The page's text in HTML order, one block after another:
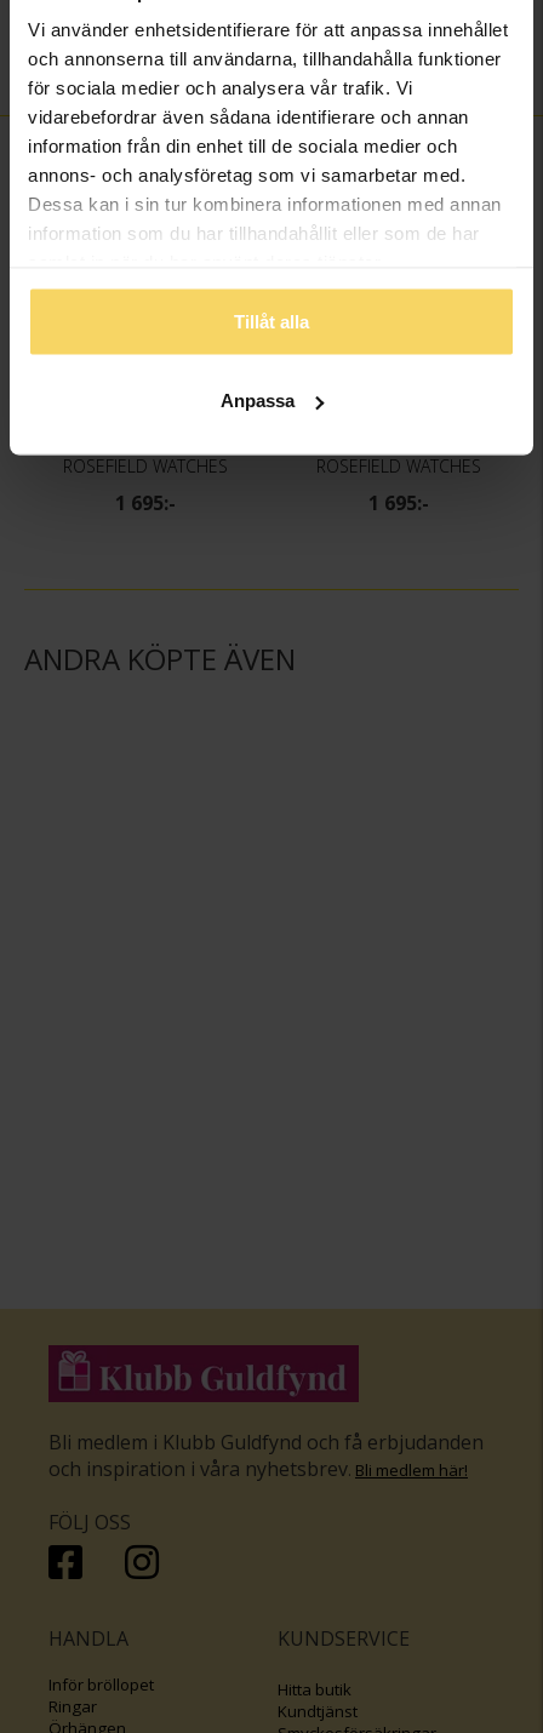
Vi använder enhetsidentifierare för att anpassa innehållet
och annonserna till användarna, tillhandahålla funktioner
för sociala medier och analysera vår trafik. Vi
vidarebefordrar även sådana identifierare och annan
information från din enhet till de sociala medier och
annons- och analysföretag som vi samarbetar med.
Dessa kan i sin tur kombinera informationen med annan
information som du har tillhandahållit eller som de har
Tillåt alla
Anpassa
Detaljer
mässing
Vattentäthet
3 ATM (30M)
FINNS OCKSÅ SOM
ROSEFIELD WATCHES
1 695:-
ROSEFIELD WATCHES
1 695:-
ANDRA KÖPTE ÄVEN
Bli medlem i Klubb Guldfynd och få erbjudanden
och inspiration i våra nyhetsbrev. Bli medlem här!
FÖLJ OSS
HANDLA
Inför bröllopet
Ringar
Örhängen
KUNDSERVICE
Hitta butik
Kundtjänst